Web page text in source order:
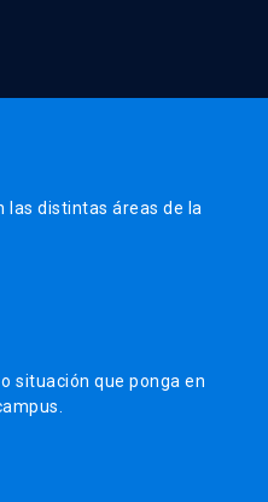
las distintas áreas de la
situación que ponga en